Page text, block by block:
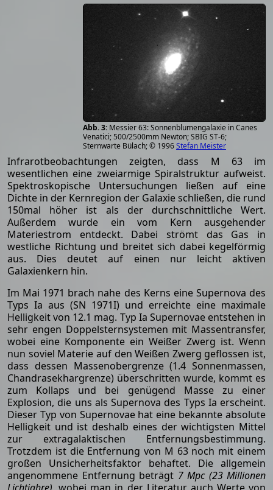
Messier 63: Sonnenblumengalaxie in Canes
Venatici; 500/2500mm Newton; SBIG ST-6;
Sternwarte Bülach; © 1996Stefan Meister
Infrarotbeobachtungen zeigten, dass M 63 im
wesentlichen eine zweiarmige Spiralstruktur aufweist.
Spektroskopische Untersuchungen ließen auf eine
Dichte in der Kernregion der Galaxie schließen, die rund
150mal höher ist als der durchschnittliche Wert.
Außerdem wurde ein vom Kern ausgehender
Materiestrom entdeckt. Dabei strömt das Gas in
westliche Richtung und breitet sich dabei kegelförmig
aus. Dies deutet auf einen nur leicht aktiven
Galaxienkern hin.
Im Mai 1971 brach nahe des Kerns eine Supernova des
Typs Ia aus (SN 1971I) und erreichte eine maximale
Helligkeit von 12.1 mag. Typ Ia Supernovae entstehen in
sehr engen Doppelsternsystemen mit Massentransfer,
wobei eine Komponente ein Weißer Zwerg ist. Wenn
nun soviel Materie auf den Weißen Zwerg geflossen ist,
dass dessen Massenobergrenze (1.4 Sonnenmassen,
Chandrasekhargrenze) überschritten wurde, kommt es
zum Kollaps und bei genügend Masse zu einer
Explosion, die uns als Supernova des Typs Ia erscheint.
Dieser Typ von Supernovae hat eine bekannte absolute
Helligkeit und ist deshalb eines der wichtigsten Mittel
zur extragalaktischen Entfernungsbestimmung.
Trotzdem ist die Entfernung von M 63 noch mit einem
großen Unsicherheitsfaktor behaftet. Die allgemein
angenommene Entfernung beträgt 7 Mpc (23 Millionen
Lichtjahre) , wobei man in der Literatur auch Werte von